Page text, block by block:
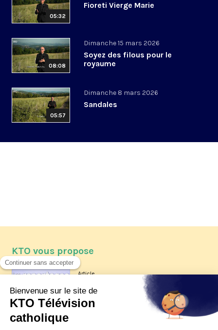
05:32
Fioreti Vierge Marie
08:08
Dimanche 15 mars 2026
Soyez des filous pour le
royaume
05:57
Dimanche 8 mars 2026
Sandales
KTO vous propose
Article
Les reportages d'été 2026 de KTO